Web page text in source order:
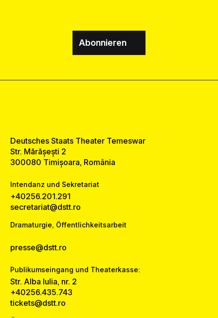
Abonnieren
Deutsches Staats Theater Temeswar
Str. Mărășești 2
300080 Timișoara, România
Intendanz und Sekretariat
+40256.201.291
secretariat@dstt.ro
Dramaturgie, Öffentlichkeitsarbeit
presse@dstt.ro
Publikumseingang und Theaterkasse:
Str. Alba Iulia, nr. 2
+40256.435.743
tickets@dstt.ro